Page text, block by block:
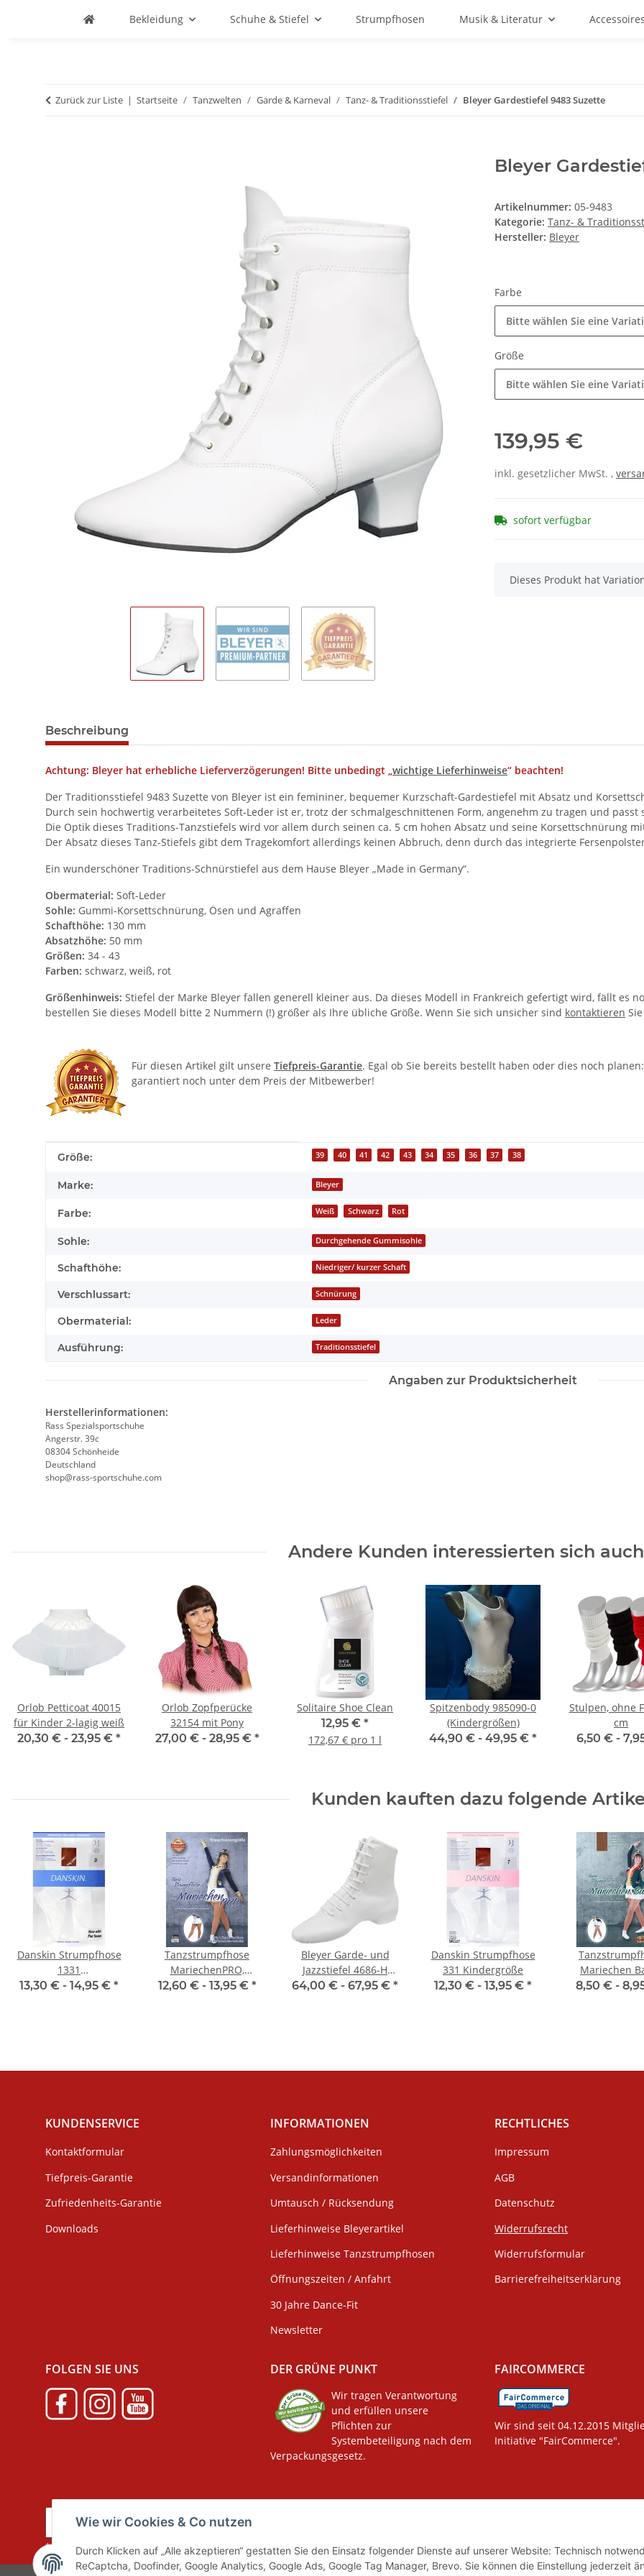
Wie wir Cookies & Co nutzen
Durch Klicken auf „Alle akzeptieren“ gestatten Sie den Einsatz folgender Dienste auf unserer Website: Technisch
ReCaptcha, Doofinder, Google Analytics, Google Ads, Google Tag Manager, Brevo. Sie können die Einstellung jederzeit
Bekleidung Schuhe & Stiefel Strumpfhosen Musik & Literatur
Zurück zur Liste Startseite Tanzwelten Garde & Karneval Tanz- & Traditionsstiefel Bleyer Gardestiefel 9483 Suzette
Bleyer
Artikelnummer: 05-9483
Kategorie: Tanz- &
Hersteller: Bleyer
Farbe
Bitte wählen Sie eine
Größe
Bitte wählen Sie eine
139,95 €
inkl. gesetzlicher MwSt. ,
sofort verfügbar
x
Dieses Produkt hat
Beschreibung
Achtung: Bleyer hat erhebliche Lieferverzögerungen! Bitte unbedingt „wichtige Lieferhinweise“ beachten!
Der Traditionsstiefel 9483 Suzette von Bleyer ist ein femininer, bequemer Kurzschaft-Gardestiefel mit Absatz und
Durch sein hochwertig verarbeitetes Soft-Leder ist er, trotz der schmalgeschnittenen Form, angenehm zu tragen und passt
Die Optik dieses Traditions-Tanzstiefels wird vor allem durch seinen ca. 5 cm hohen Absatz und seine Korsettschnürung
Der Absatz dieses Tanz-Stiefels gibt dem Tragekomfort allerdings keinen Abbruch, denn durch das integrierte
Ein wunderschöner Traditions-Schnürstiefel aus dem Hause Bleyer „Made in Germany“.
Obermaterial: Soft-Leder
Sohle: Gummi-Korsettschnürung, Ösen und Agraffen
Schafthöhe: 130 mm
Absatzhöhe: 50 mm
Größen: 34 - 43
Farben: schwarz, weiß, rot
Größenhinweis: Stiefel der Marke Bleyer fallen generell kleiner aus. Da dieses Modell in Frankreich gefertigt wird, fällt es
bestellen Sie dieses Modell bitte 2 Nummern (!) größer als Ihre übliche Größe. Wenn Sie sich unsicher sind kontaktieren
Für diesen Artikel gilt unsere Tiefpreis-Garantie. Egal ob Sie bereits bestellt haben oder dies noch
garantiert noch unter dem Preis der Mitbewerber!
Produkteigenschaft
Wert
Größe: 39 40 41 42 43 34 35 36 37 38
Marke: Bleyer
Farbe: Weiß Schwarz Rot
Sohle: Durchgehende Gummisohle
Schafthöhe: Niedriger/ kurzer Schaft
Verschlussart: Schnürung
Obermaterial: Leder
Ausführung: Traditionsstiefel
Angaben zur Produktsicherheit
Herstellerinformationen:
Rass Spezialsportschuhe
Angerstr. 39c
08304 Schönheide
Deutschland
shop@rass-sportschuhe.com
Andere Kunden interessierten sich
Orlob Petticoat 40015
für Kinder 2-lagig weiß
20,30 € - 23,95 € *
Orlob Zopfperücke
32154 mit Pony
27,00 € - 28,95 € *
Solitaire Shoe Clean
12,95 € *
172,67 € pro 1 l
Spitzenbody 985090-0
(Kindergrößen)
44,90 € - 49,95 € *
Stulpen, ohne
cm
6,50 € -
Kunden kauften dazu folgende
Danskin Strumpfhose
1331
Erwachsenengröße
13,30 € - 14,95 € *
Tanzstrumpfhose
MariechenPRO,
Erwachsenengrößen,
12,60 € - 13,95 € *
Bleyer Garde- und
Jazzstiefel 4686-H
Ellington (normalhoher
64,00 € - 67,95 € *
Danskin Strumpfhose
331 Kindergröße
12,30 € - 13,95 € *
Mariechen
Kinder- &
8,50 € -
KUNDENSERVICE
Kontaktformular
Tiefpreis-Garantie
Zufriedenheits-Garantie
Downloads
INFORMATIONEN
Zahlungsmöglichkeiten
Versandinformationen
Umtausch / Rücksendung
Lieferhinweise Bleyerartikel
Lieferhinweise Tanzstrumpfhosen
Öffnungszeiten / Anfahrt
30 Jahre Dance-Fit
Newsletter
RECHTLICHES
Impressum
AGB
Datenschutz
Widerrufsrecht
Widerrufsformular
Barrierefreiheitserklärung
FOLGEN SIE UNS DER GRÜNE PUNKT
Wir tragen Verantwortung
und erfüllen unsere
Pflichten zur
Systembeteiligung nach dem
Verpackungsgesetz.
FAIRCOMMERCE
Wir sind seit 04.12.2015
Initiative "FairCommerce".
Vertrag widerrufen
* Alle Preise inkl. gesetzlicher MwSt., zzgl.Versand